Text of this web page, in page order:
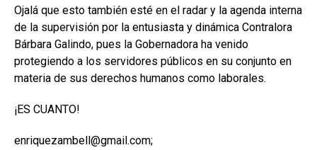
Ojalá que esto también esté en el radar y la agenda interna
de la supervisión por la entusiasta y dinámica Contralora
Bárbara Galindo, pues la Gobernadora ha venido
protegiendo a los servidores públicos en su conjunto en
materia de sus derechos humanos como laborales.
¡ES CUANTO!
enriquezambell@gmail.com;